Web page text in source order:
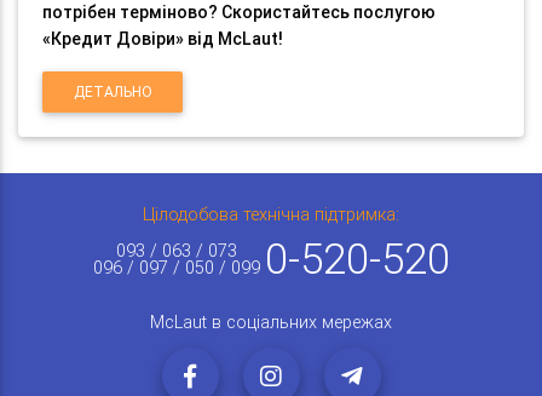
потрібен терміново? Скористайтесь послугою
«Кредит Довіри» від McLaut!
ДЕТАЛЬНО
Цілодобова технічна підтримка:
093 / 063 / 073
096 / 097 / 050 / 099 0-520-520
McLaut в соціальних мережах